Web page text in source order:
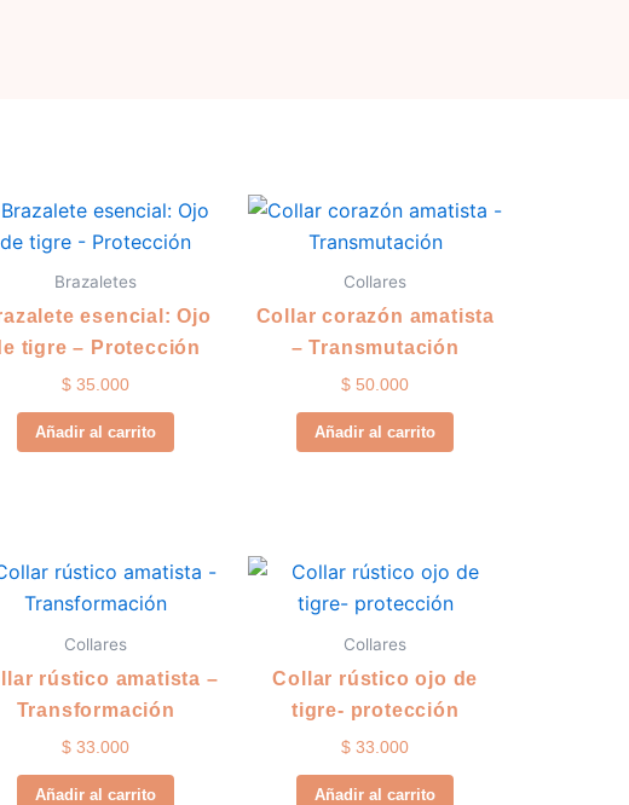
Brazaletes
esencial: Ojo
tigre – Protección
$ 35.000
Añadir al carrito
Collares
Collar corazón amatista
– Transmutación
$ 50.000
Añadir al carrito
Collares
rústico amatista –
Transformación
$ 33.000
Añadir al carrito
Collares
Collar rústico ojo de
tigre- protección
$ 33.000
Añadir al carrito